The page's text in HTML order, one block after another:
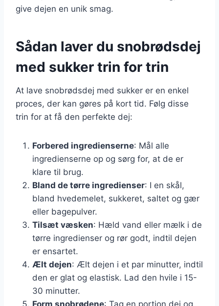
give dejen en unik smag.
Sådan laver du snobrødsdej
med sukker trin for trin
At lave snobrødsdej med sukker er en enkel
proces, der kan gøres på kort tid. Følg disse
trin for at få den perfekte dej:
Forbered ingredienserne: Mål alle
ingredienserne op og sørg for, at de er
klare til brug.
Bland de tørre ingredienser: I en skål,
bland hvedemelet, sukkeret, saltet og gær
eller bagepulver.
Tilsæt væsken: Hæld vand eller mælk i de
tørre ingredienser og rør godt, indtil dejen
er ensartet.
Ælt dejen: Ælt dejen i et par minutter, indtil
den er glat og elastisk. Lad den hvile i 15-
30 minutter.
Form snobrødene: Tag en portion dej og